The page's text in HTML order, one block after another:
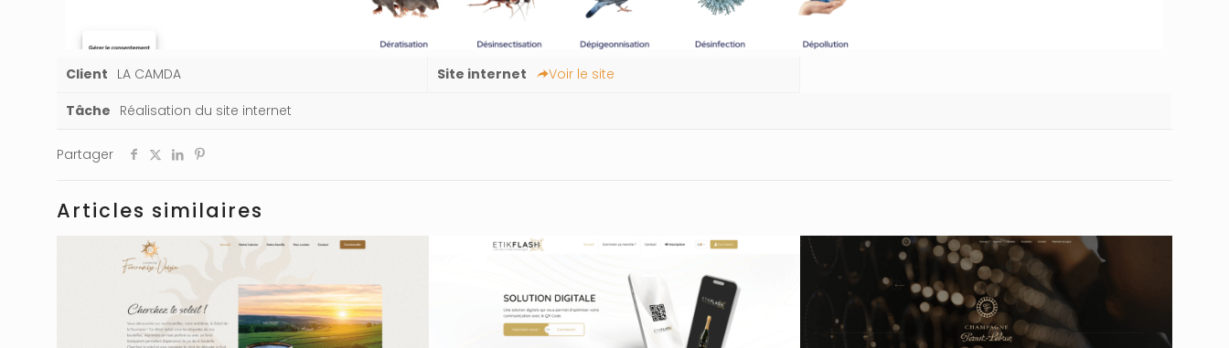
Client LA CAMDA Site internet
Voir le site
Tâche Réalisation du site internet
Partager
Articles similaires